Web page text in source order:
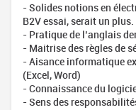
- Solides notions en
B2V essai, serait un plus.
- Pratique de l’anglais
- Maitrise des règles de
- Aisance informatique
(Excel, Word)
- Connaissance du
- Sens des